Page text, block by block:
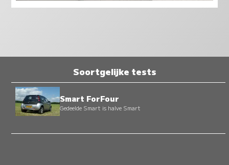
Soortgelijke tests
Smart ForFour
Gedeelde Smart is halve Smart